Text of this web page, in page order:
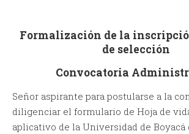
Formalización de la
de selección
Convocatoria
Señor aspirante para postularse a la
diligenciar el formulario de Hoja de
aplicativo de la Universidad de Boyacá